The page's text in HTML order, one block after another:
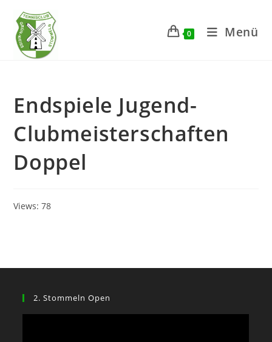
Inhalt
springen
0 Menü
Endspiele Jugend-
Clubmeisterschaften
Doppel
Views: 78
2. Stommeln Open